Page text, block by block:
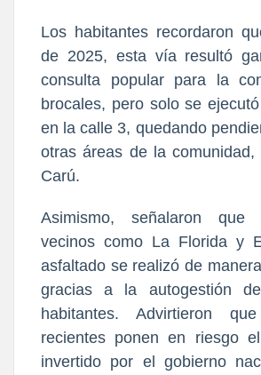
Los habitantes recordaron
de 2025, esta vía resultó
consulta popular para la
brocales, pero solo se
en la calle 3, quedando
otras áreas de la comunidad,
Carú.
Asimismo, señalaron que
vecinos como La Florida y
asfaltado se realizó de
gracias a la autogestión
habitantes. Advirtieron
recientes ponen en riesgo
invertido por el gobierno